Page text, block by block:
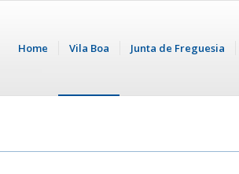
Home Vila Boa Junta de Freguesia